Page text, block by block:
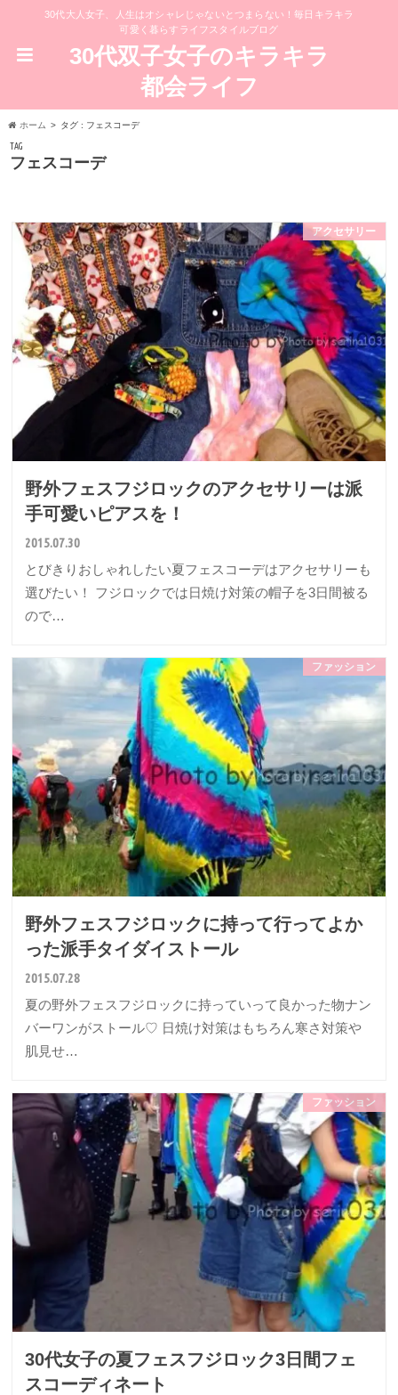
30代大人女子、人生はオシャレじゃないとつまらない！毎日キラキラ
可愛く暮らすライフスタイルブログ
30代双子女子のキラキラ
都会ライフ
ホーム タグ : フェスコーデ
TAG
フェスコーデ
アクセサリー
野外フェスフジロックのアクセサリーは派
手可愛いピアスを！
2015.07.30
とびきりおしゃれしたい夏フェスコーデはアクセサリーも
選びたい！ フジロックでは日焼け対策の帽子を3日間被る
ので…
ファッション
野外フェスフジロックに持って行ってよか
った派手タイダイストール
2015.07.28
夏の野外フェスフジロックに持っていって良かった物ナン
バーワンがストール♡ 日焼け対策はもちろん寒さ対策や
肌見せ…
ファッション
30代女子の夏フェスフジロック3日間フェ
スコーディネート